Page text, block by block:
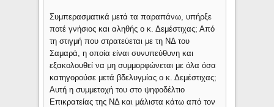
Συμπερασματικά μετά τα παραπάνω, υπήρξε
ποτέ γνήσιος και αληθής ο κ. Δεμέστιχας; Από
τη στιγμή που στρατεύεται με τη ΝΔ του
Σαμαρά, η οποία είναι συνυπεύθυνη και
εξακολουθεί να μη συμμορφώνεται με όλα όσα
κατηγορούσε μετά βδελυγμίας ο κ. Δεμέστιχας;
Αυτή η συμμετοχή του στο ψηφοδέλτιο
Επικρατείας της ΝΔ και μάλιστα κάτω από τον